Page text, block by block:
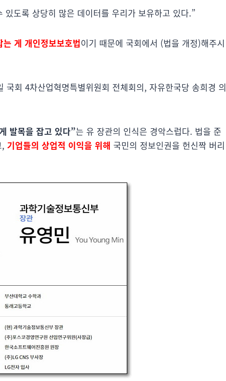
도록 상당히 많은 데이터를 우리가 보유하고 있다.”
게 개인정보보호법이기 때문에 국회에서 (법을 개정)해주시
회 4차산업혁명특별위원회 전체회의, 자유한국당 송희경 의
발목을 잡고 있다”는 유 장관의 인식은 경악스럽다. 법을 준
기업들의 상업적 이익을 위해 국민의 정보인권을 헌신짝 버리